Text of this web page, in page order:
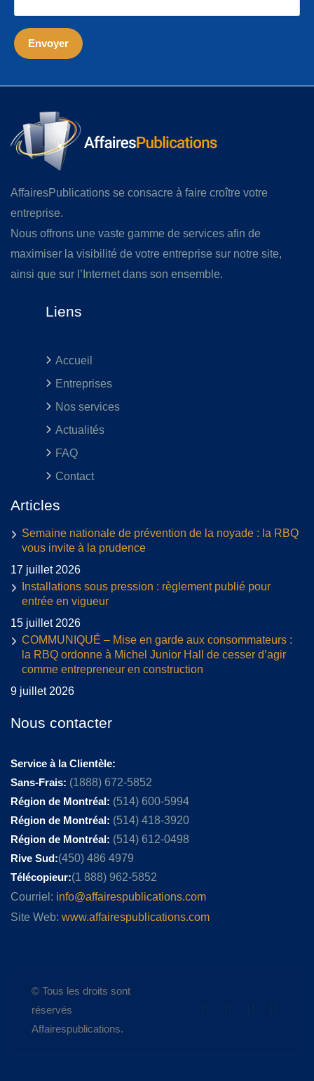
AffairesPublications se consacre à faire croître votre
entreprise.
Nous offrons une vaste gamme de services afin de
maximiser la visibilité de votre entreprise sur notre site,
ainsi que sur l’Internet dans son ensemble.
Liens
Accueil
Entreprises
Nos services
Actualités
FAQ
Contact
Articles
Semaine nationale de prévention de la noyade : la RBQ
vous invite à la prudence
17 juillet 2026
Installations sous pression : règlement publié pour
entrée en vigueur
15 juillet 2026
COMMUNIQUÉ – Mise en garde aux consommateurs :
la RBQ ordonne à Michel Junior Hall de cesser d’agir
comme entrepreneur en construction
9 juillet 2026
Nous contacter
Service à la Clientèle:
Sans-Frais: (1888) 672-5852
Région de Montréal: (514) 600-5994
Région de Montréal: (514) 418-3920
Région de Montréal: (514) 612-0498
Rive Sud:(450) 486 4979
Télécopieur:(1 888) 962-5852
Courriel: info@affairespublications.com
Site Web: www.affairespublications.com
© Tous les droits sont
réservés
Affairespublications.